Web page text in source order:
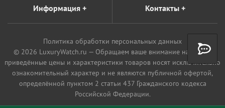
Информация + Контакты+
Политика обработки персональных данных
© 2026 LuxuryWatch.ru — Обращаем ваше внимание на то, что
приведённые цены и характеристики товаров носят исключительно
ознакомительный характер и не являются публичной офертой,
определённой пунктом 2 статьи 437 Гражданского кодекса
Российской Федерации.